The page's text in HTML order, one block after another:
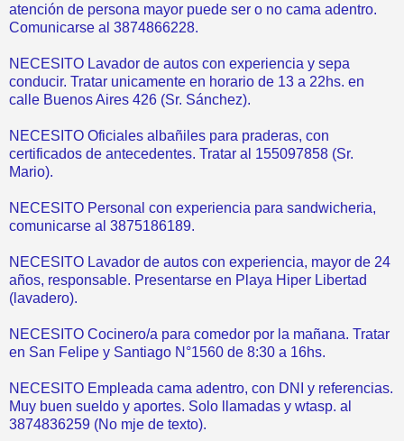
atención de persona mayor puede ser o no cama adentro.
Comunicarse al 3874866228.
NECESITO Lavador de autos con experiencia y sepa
conducir. Tratar unicamente en horario de 13 a 22hs. en
calle Buenos Aires 426 (Sr. Sánchez).
NECESITO Oficiales albañiles para praderas, con
certificados de antecedentes. Tratar al 155097858 (Sr.
Mario).
NECESITO Personal con experiencia para sandwicheria,
comunicarse al 3875186189.
NECESITO Lavador de autos con experiencia, mayor de 24
años, responsable. Presentarse en Playa Hiper Libertad
(lavadero).
NECESITO Cocinero/a para comedor por la mañana. Tratar
en San Felipe y Santiago N°1560 de 8:30 a 16hs.
NECESITO Empleada cama adentro, con DNI y referencias.
Muy buen sueldo y aportes. Solo llamadas y wtasp. al
3874836259 (No mje de texto).